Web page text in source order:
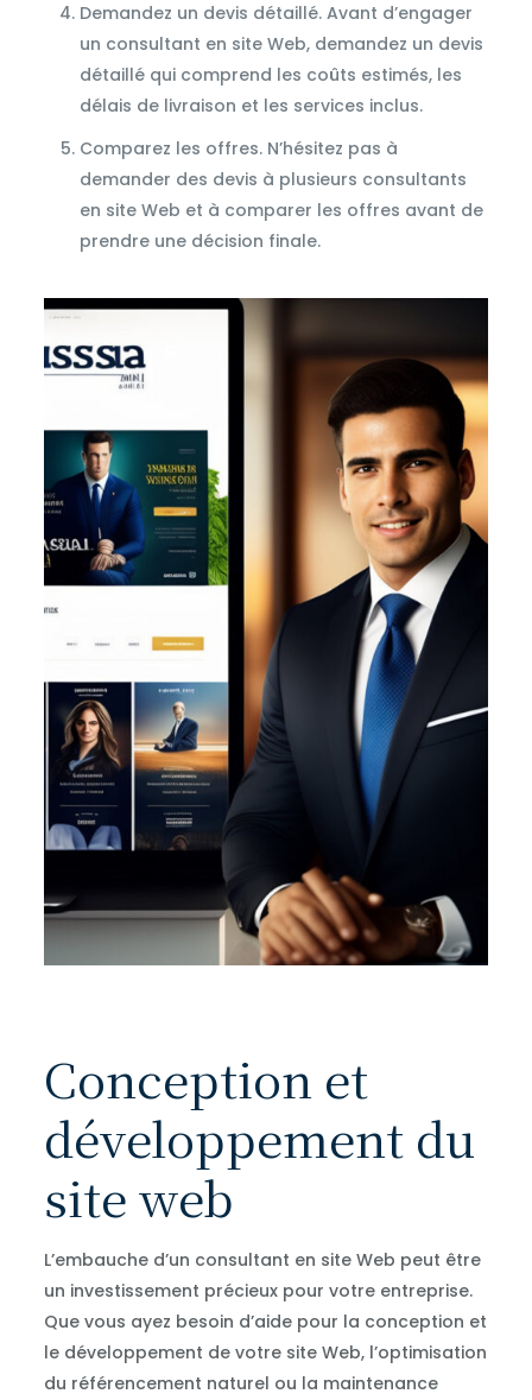
Demandez un devis détaillé. Avant d’engager
un consultant en site Web, demandez un devis
détaillé qui comprend les coûts estimés, les
délais de livraison et les services inclus.
Comparez les offres. N’hésitez pas à
demander des devis à plusieurs consultants
en site Web et à comparer les offres avant de
prendre une décision finale.
Conception et
développement du
site web
L’embauche d’un consultant en site Web peut être
un investissement précieux pour votre entreprise.
Que vous ayez besoin d’aide pour la conception et
le développement de votre site Web, l’optimisation
du référencement naturel ou la maintenance